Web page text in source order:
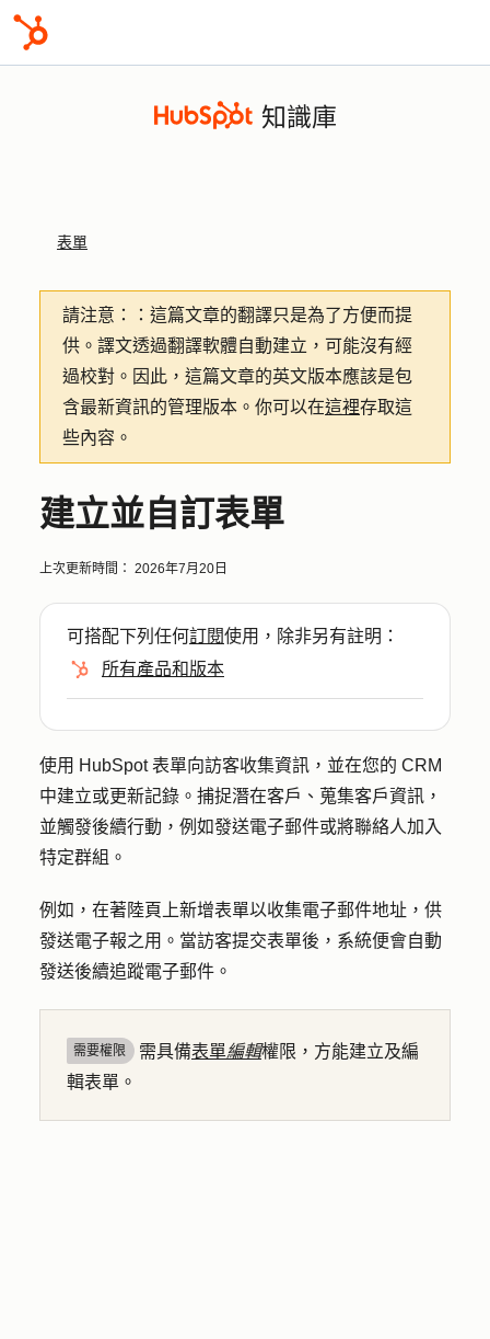
知識庫
表單
請注意：
：這篇文章的翻譯只是為了方便而提
供。譯文透過翻譯軟體自動建立，可能沒有經
過校對。因此，這篇文章的英文版本應該是包
含最新資訊的管理版本。你可以在這裡存取這
些內容。
建立並自訂表單
上次更新時間： 2026年7月20日
可搭配下列任何訂閱使用，除非另有註明：
所有產品和版本
使用 HubSpot 表單向訪客收集資訊，並在您的 CRM
中建立或更新記錄。捕捉潛在客戶、蒐集客戶資訊，
並觸發後續行動，例如發送電子郵件或將聯絡人加入
特定群組。
例如，在著陸頁上新增表單以收集電子郵件地址，供
發送電子報之用。當訪客提交表單後，系統便會自動
發送後續追蹤電子郵件。
需要權限 需具備表單編輯權限，方能建立及編
輯表單。